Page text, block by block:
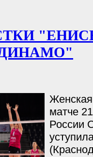
матче
России